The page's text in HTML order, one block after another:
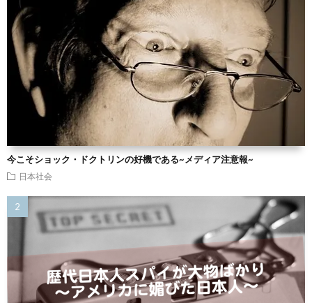
今こそショック・ドクトリンの好機である~メディア注意報~
日本社会